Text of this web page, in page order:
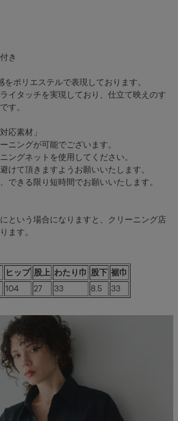
き
ポリエステルで表現しております。
イタッチを実現しており、仕立て映えのす
す。
応素材」
ニングが可能でございます。
ングネットを使用してください。
けて頂きますようお願いいたします。
できる限り短時間でお願いいたします。
という場合になりますと、クリーニング店
ます。
ヒップ 股上 わたり巾 股下 裾巾
104 27 33 8.5 33